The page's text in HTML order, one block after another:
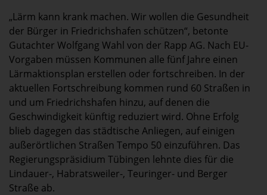
„Lärm kann krank machen. Wir wollen die Gesundheit
der Bürger in Friedrichshafen schützen“, betonte
Gutachter Wolfgang Wahl von der Rapp AG. Nach EU-
Vorgaben müssen Kommunen alle fünf Jahre einen
Lärmaktionsplan erstellen oder fortschreiben. In der
aktuellen Fortschreibung kommen rund 60 Straßen in
und um Friedrichshafen hinzu, auf denen die
Geschwindigkeit künftig reduziert wird. Ohne Erfolg
blieb dagegen das städtische Anliegen, auf einigen
außerörtlichen Straßen Tempo 50 einzuführen. Das
Regierungspräsidium Tübingen lehnte dies für die
Lindauer-, Habratsweiler-, Teuringer- und Berger
Straße ab.